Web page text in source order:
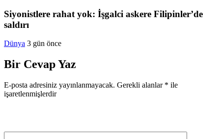
Siyonistlere rahat yok: İşgalci askere Filipinler’de
saldırı
Dünya 3 gün önce
Bir Cevap Yaz
E-posta adresiniz yayınlanmayacak. Gerekli alanlar * ile
işaretlenmişlerdir